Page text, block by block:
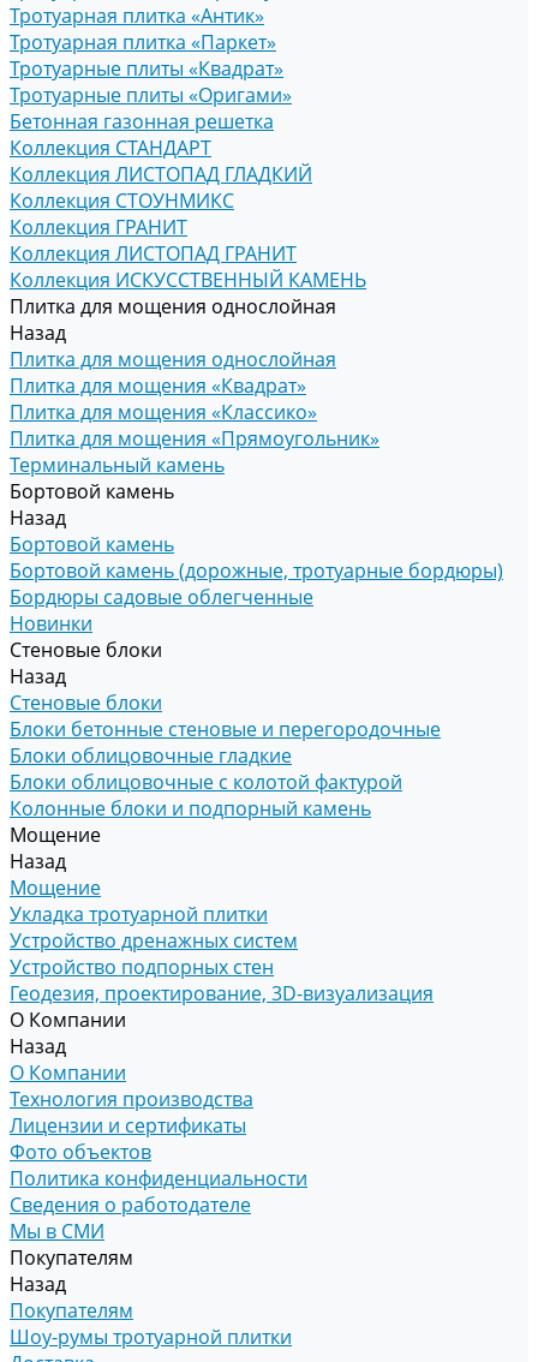
Тротуарная плитка «Антик»
Тротуарная плитка «Паркет»
Тротуарные плиты «Квадрат»
Тротуарные плиты «Оригами»
Бетонная газонная решетка
Коллекция СТАНДАРТ
Коллекция ЛИСТОПАД ГЛАДКИЙ
Коллекция СТОУНМИКС
Коллекция ГРАНИТ
Коллекция ЛИСТОПАД ГРАНИТ
Коллекция ИСКУССТВЕННЫЙ КАМЕНЬ
Плитка для мощения однослойная
Назад
Плитка для мощения однослойная
Плитка для мощения «Квадрат»
Плитка для мощения «Классико»
Плитка для мощения «Прямоугольник»
Терминальный камень
Бортовой камень
Назад
Бортовой камень
Бортовой камень (дорожные, тротуарные бордюры)
Бордюры садовые облегченные
Новинки
Стеновые блоки
Назад
Стеновые блоки
Блоки бетонные стеновые и перегородочные
Блоки облицовочные гладкие
Блоки облицовочные с колотой фактурой
Колонные блоки и подпорный камень
Мощение
Назад
Мощение
Укладка тротуарной плитки
Устройство дренажных систем
Устройство подпорных стен
Геодезия, проектирование, 3D-визуализация
О Компании
Назад
О Компании
Технология производства
Лицензии и сертификаты
Фото объектов
Политика конфиденциальности
Сведения о работодателе
Мы в СМИ
Покупателям
Назад
Покупателям
Шоу-румы тротуарной плитки